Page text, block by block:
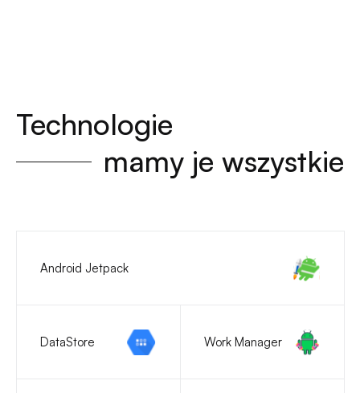
Technologie
mamy je wszystkie
Android Jetpack
DataStore Work Manager